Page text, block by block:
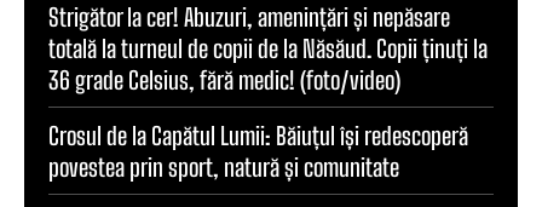
Strigător la cer! Abuzuri, amenințări și nepăsare
totală la turneul de copii de la Năsăud. Copii ținuți la
36 grade Celsius, fără medic! (foto/video)
Crosul de la Capătul Lumii: Băiuțul își redescoperă
povestea prin sport, natură și comunitate